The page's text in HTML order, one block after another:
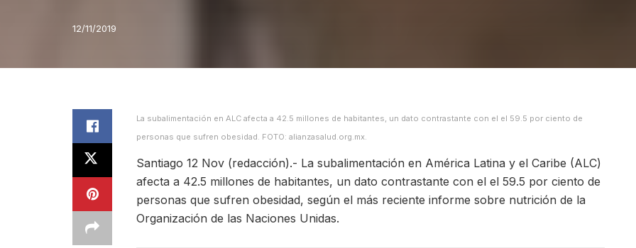
12/11/2019
La subalimentación en ALC afecta a 42.5 millones de habitantes, un dato contrastante con el el 59.5 por ciento de
personas que sufren obesidad. FOTO: alianzasalud.org.mx.
Santiago 12 Nov (redacción).- La subalimentación en América Latina y el Caribe (ALC)
afecta a 42.5 millones de habitantes, un dato contrastante con el el 59.5 por ciento de
personas que sufren obesidad, según el más reciente informe sobre nutrición de la
Organización de las Naciones Unidas.